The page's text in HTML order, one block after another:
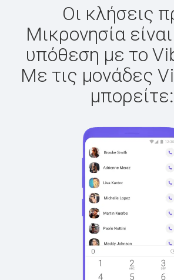
Οι κλήσεις
Μικρονησία
υπόθεση με το
Με τις μονάδες
μπορείτε: